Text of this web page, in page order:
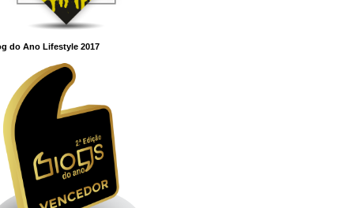
do Ano Lifestyle 2017